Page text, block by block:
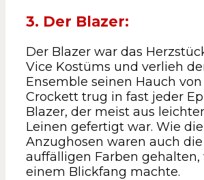
3. Der Blazer:
Der Blazer war das
Vice Kostüms und verlieh
Ensemble seinen Hauch von
Crockett trug in fast jeder
Blazer, der meist aus
Leinen gefertigt war. Wie die
Anzughosen waren auch
auffälligen Farben gehalten,
einem Blickfang machte.